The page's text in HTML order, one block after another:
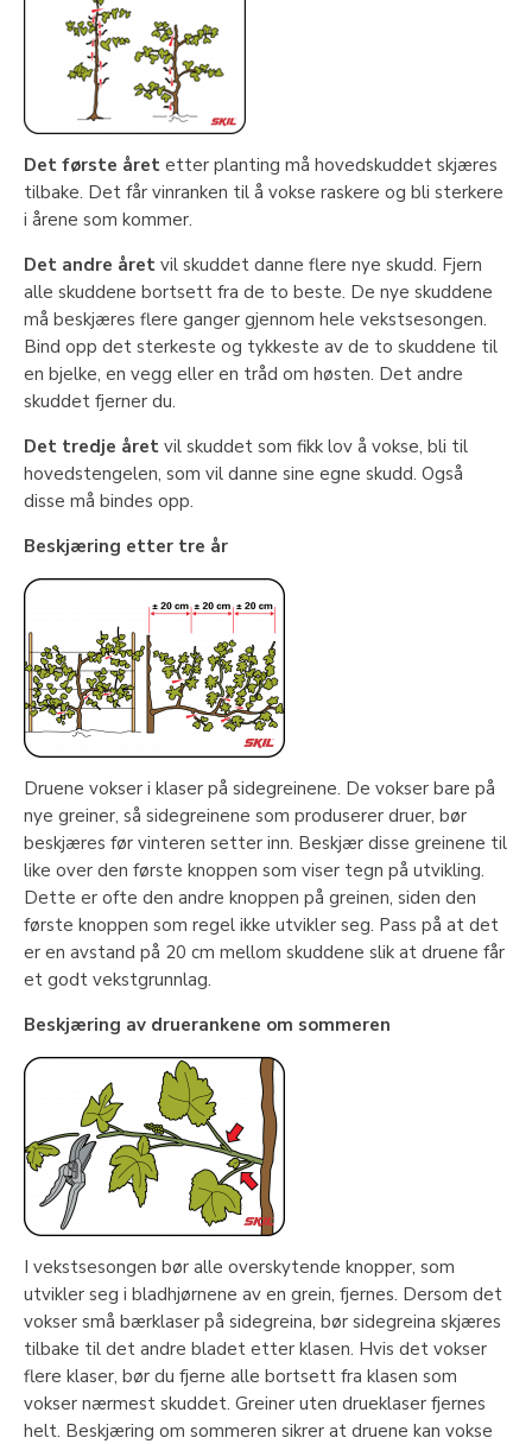
Det første året etter planting må hovedskuddet skjæres
tilbake. Det får vinranken til å vokse raskere og bli sterkere
i årene som kommer.
Det andre året vil skuddet danne flere nye skudd. Fjern
alle skuddene bortsett fra de to beste. De nye skuddene
må beskjæres flere ganger gjennom hele vekstsesongen.
Bind opp det sterkeste og tykkeste av de to skuddene til
en bjelke, en vegg eller en tråd om høsten. Det andre
skuddet fjerner du.
Det tredje året vil skuddet som fikk lov å vokse, bli til
hovedstengelen, som vil danne sine egne skudd. Også
disse må bindes opp.
Beskjæring etter tre år
Druene vokser i klaser på sidegreinene. De vokser bare på
nye greiner, så sidegreinene som produserer druer, bør
beskjæres før vinteren setter inn. Beskjær disse greinene til
like over den første knoppen som viser tegn på utvikling.
Dette er ofte den andre knoppen på greinen, siden den
første knoppen som regel ikke utvikler seg. Pass på at det
er en avstand på 20 cm mellom skuddene slik at druene får
et godt vekstgrunnlag.
Beskjæring av druerankene om sommeren
I vekstsesongen bør alle overskytende knopper, som
utvikler seg i bladhjørnene av en grein, fjernes. Dersom det
vokser små bærklaser på sidegreina, bør sidegreina skjæres
tilbake til det andre bladet etter klasen. Hvis det vokser
flere klaser, bør du fjerne alle bortsett fra klasen som
vokser nærmest skuddet. Greiner uten drueklaser fjernes
helt. Beskjæring om sommeren sikrer at druene kan vokse